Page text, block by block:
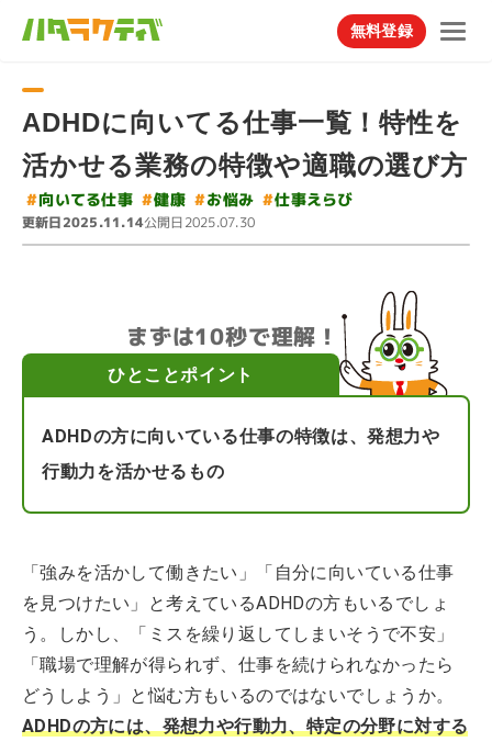
無料登録
ADHDに向いてる仕事一覧！特性を
活かせる業務の特徴や適職の選び方
#向いてる仕事 #健康 #お悩み #仕事えらび
更新日2025.11.14公開日2025.07.30
まずは10秒で理解！
ひとことポイント
ADHDの方に向いている仕事の特徴は、発想力や
行動力を活かせるもの
「強みを活かして働きたい」「自分に向いている仕事
を見つけたい」と考えているADHDの方もいるでしょ
う。しかし、「ミスを繰り返してしまいそうで不安」
「職場で理解が得られず、仕事を続けられなかったら
どうしよう」と悩む方もいるのではないでしょうか。
ADHDの方には、発想力や行動力、特定の分野に対する